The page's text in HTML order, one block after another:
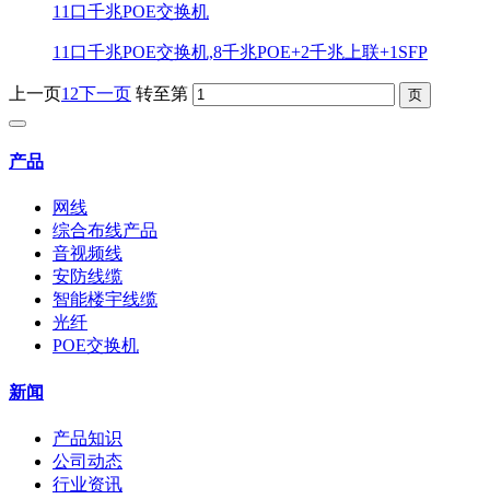
11口千兆POE交换机
11口千兆POE交换机,8千兆POE+2千兆上联+1SFP
上一页1 2下一页 转至第
产品
网线
综合布线产品
音视频线
安防线缆
智能楼宇线缆
光纤
POE交换机
新闻
产品知识
公司动态
行业资讯